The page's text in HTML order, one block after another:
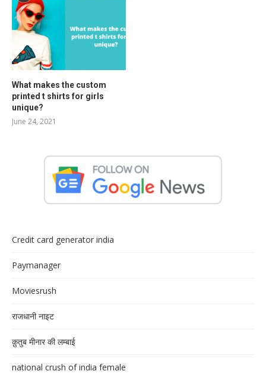
What makes the custom
printed t shirts for girls
unique?
June 24, 2021
Credit card generator india
Paymanager
Moviesrush
राजधानी नाइट
क़ुतुब मीनार की लम्बाई
national crush of india female